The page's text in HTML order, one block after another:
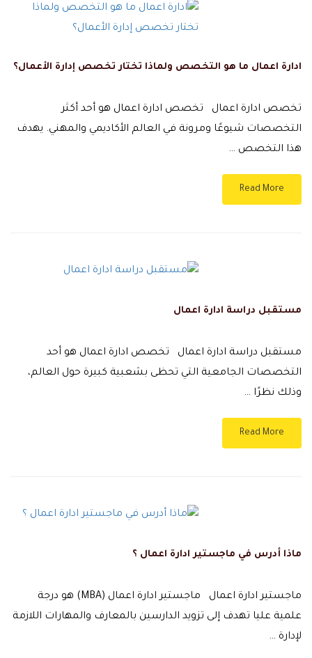
ادارة اعمال ما هو التخصص ولماذا تختار تخصص إدارة الأعمال؟
تخصص ادارة اعمال تخصص ادارة اعمال هو أحد أكثر
التخصصات شيوعًا ومرونة في العالم الأكاديمي والمهني. يهدف
هذا التخصص …
Read More
مستقبل دراسة ادارة اعمال
مستقبل دراسة ادارة اعمال تخصص ادارة اعمال هو أحد
التخصصات الجامعية التي تحظى بشعبية كبيرة حول العالم،
وذلك نظرًا …
Read More
ماذا أدرس في ماجستير ادارة اعمال ؟
ماجستير ادارة اعمال ماجستير ادارة اعمال (MBA) هو درجة
علمية عليا تهدف إلى تزويد الدارسين بالمعارف والمهارات اللازمة
لإدارة …